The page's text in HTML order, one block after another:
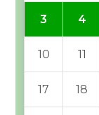
3 4
10 11
17 18